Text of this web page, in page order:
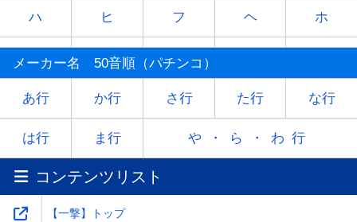
ハ ヒ フ ヘ ホ
ミ ム
ヤ - ユ - ヨ
ラ リ レ
ワ -
メーカー名 50音順（パチンコ）
あ行 か行 さ行 た行 な行
は行 ま行 や・ら・わ行
コンテンツリスト
【一撃】トップ